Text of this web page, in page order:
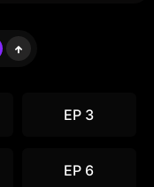
EP 3
EP 6